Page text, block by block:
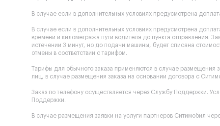
В случае если в дополнительных условиях предусмотрена
В случае если в дополнительных условиях предусмотрена
времени и километража пути водителя до пункта отправления.
истечении 3 минут, но до подачи машины, будет списана
отмены в соответствии с тарифом.
Тарифы для обычного заказа применяются в случае размещения
лиц, в случае размещения заказа на основании договора с
Заказ по телефону осуществляется через Службу Поддержки.
Поддержки.
В случае размещения заявки на услуги партнеров Ситимобил